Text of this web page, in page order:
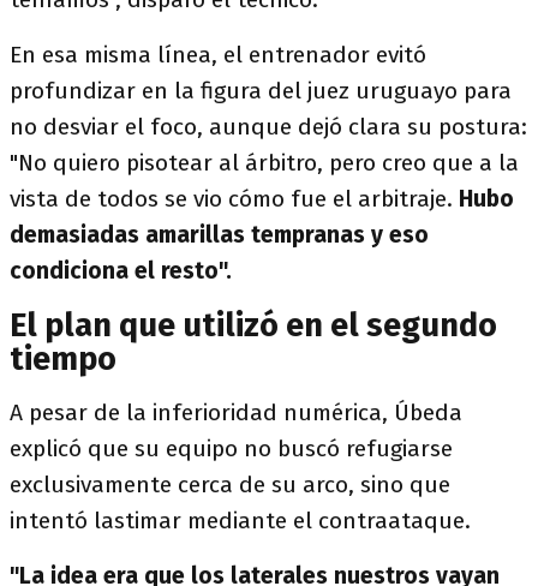
En esa misma línea, el entrenador evitó
profundizar en la figura del juez uruguayo para
no desviar el foco, aunque dejó clara su postura:
"No quiero pisotear al árbitro, pero creo que a la
vista de todos se vio cómo fue el arbitraje. Hubo
demasiadas amarillas tempranas y eso
condiciona el resto".
El plan que utilizó en el segundo
tiempo
A pesar de la inferioridad numérica, Úbeda
explicó que su equipo no buscó refugiarse
exclusivamente cerca de su arco, sino que
intentó lastimar mediante el contraataque.
"La idea era que los laterales nuestros vayan